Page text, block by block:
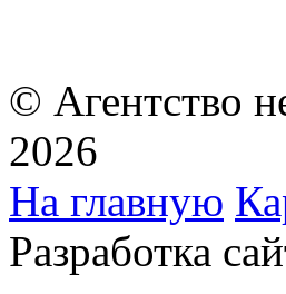
© Агентство
2026
На главную
Разработка